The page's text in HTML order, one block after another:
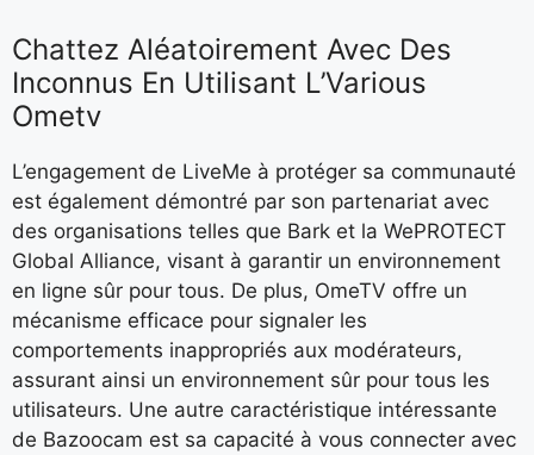
Chattez Aléatoirement Avec Des
Inconnus En Utilisant L’Various
Ometv
L’engagement de LiveMe à protéger sa communauté
est également démontré par son partenariat avec
des organisations telles que Bark et la WePROTECT
Global Alliance, visant à garantir un environnement
en ligne sûr pour tous. De plus, OmeTV offre un
mécanisme efficace pour signaler les
comportements inappropriés aux modérateurs,
assurant ainsi un environnement sûr pour tous les
utilisateurs. Une autre caractéristique intéressante
de Bazoocam est sa capacité à vous connecter avec